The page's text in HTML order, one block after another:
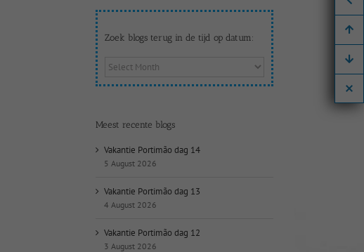
Zoek blogs terug in de tijd op datum:
Zoek
op
datum:
Meest recente blogs
Vakantie Portimão dag 14
5 August 2026
Vakantie Portimão dag 13
4 August 2026
Vakantie Portimão dag 12
3 August 2026